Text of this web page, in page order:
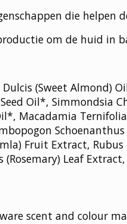
die helpen
om de huid in
(Sweet Almond)
Oil*, Simmondsia
Macadamia
Fruit Extract,
(Rosemary) Leaf
scent and colour